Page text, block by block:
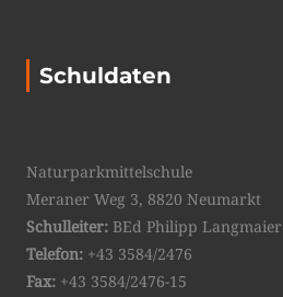
Schuldaten
Naturparkmittelschule
Meraner Weg 3, 8820 Neumarkt
Schulleiter: BEd Philipp Langmaier
Telefon: +43 3584/2476
Fax: +43 3584/2476-15